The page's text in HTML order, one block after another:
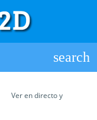
Ver en directo y